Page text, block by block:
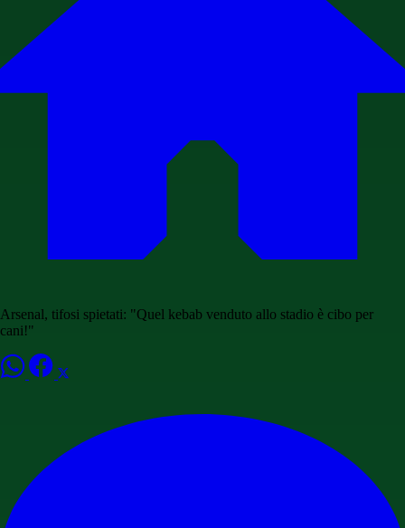
Arsenal, tifosi spietati: "Quel kebab venduto allo stadio è cibo per
cani!"